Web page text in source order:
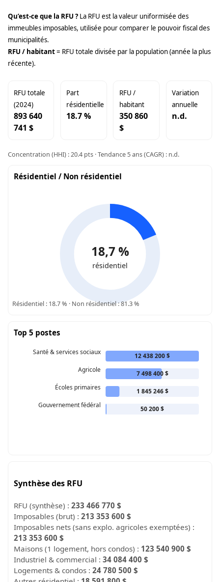
Qu’est-ce que la RFU ? La RFU est la valeur uniformisée des
immeubles imposables, utilisée pour comparer le pouvoir fiscal des
municipalités.
RFU / habitant= RFU totale divisée par la population (année la plus
récente).
RFU totale
(2024)
893 640
741 $
Part
résidentielle
18.7 %
RFU /
habitant
350 860
$
Variation
annuelle
n.d.
Concentration (HHI) : 20.4 pts · Tendance 5 ans (CAGR) : n.d.
Résidentiel / Non résidentiel
18,7 %
résidentiel
Résidentiel : 18.7 % · Non résidentiel : 81.3 %
Top 5 postes
Santé & services sociaux
12 438 200 $
Agricole
7 498 400 $
Écoles primaires
1 845 246 $
Gouvernement fédéral
50 200 $
Synthèse des RFU
RFU (synthèse) :233 466 770 $
Imposables (brut) :213 353 600 $
Imposables nets (sans explo. agricoles exemptées) :
213 353 600 $
Maisons (1 logement, hors condos) : 123 540 900 $
Industriel & commercial :34 084 400 $
Logements & condos :24 780 500 $